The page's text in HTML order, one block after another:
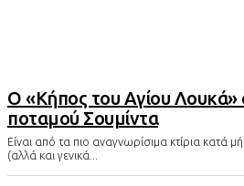
Ο «Κήπος του Αγίου Λουκά»
ποταμού Σουμίντα
Είναι από τα πιο αναγνωρίσιμα κτίρια κατά
(αλλά και γενικά...